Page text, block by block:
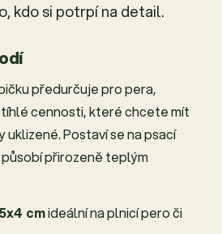
kdo si potrpí na detail.
předurčuje pro pera,
cennosti, které chcete mít
uklizené. Postaví se na psací
působí přirozeně teplým
cmideální na plnicí pero či